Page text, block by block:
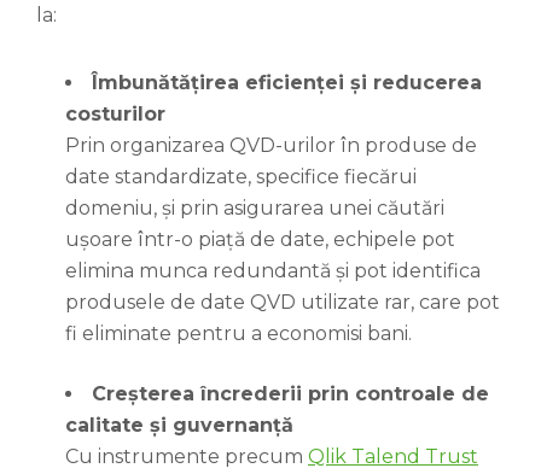
la:
Îmbunătățirea eficienței și reducerea
costurilor
Prin organizarea QVD-urilor în produse de
date standardizate, specifice fiecărui
domeniu, și prin asigurarea unei căutări
ușoare într-o piață de date, echipele pot
elimina munca redundantă și pot identifica
produsele de date QVD utilizate rar, care pot
fi eliminate pentru a economisi bani.
Creșterea încrederii prin controale de
calitate și guvernanță
Cu instrumente precum Qlik Talend Trust